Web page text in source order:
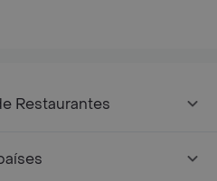
Restaurantes